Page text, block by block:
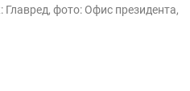
фото: Офис президента,